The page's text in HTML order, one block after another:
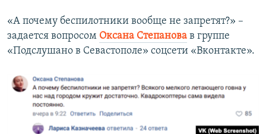
«А почему беспилотники вообще не запретят?» –
задается вопросом Оксана Степанова в группе
«Подслушано в Севастополе» соцсети «Вконтакте».